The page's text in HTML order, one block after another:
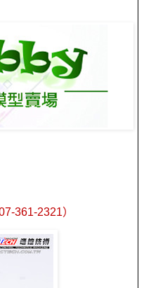
361-2321）